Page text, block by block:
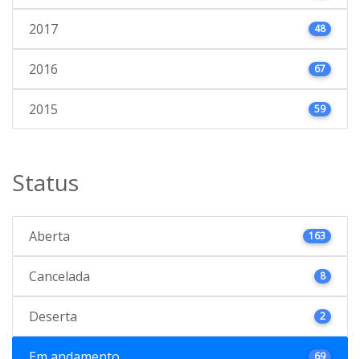
2017 48
2016 67
2015 59
Status
Aberta 163
Cancelada 8
Deserta 2
69